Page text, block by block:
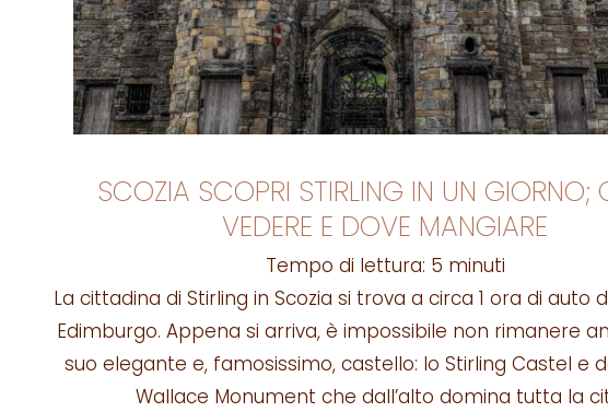
SCOZIA SCOPRI STIRLING IN UN GIORNO;
VEDERE E DOVE MANGIARE
Tempo di lettura: 5 minuti
La cittadina di Stirling in Scozia si trova a circa 1 ora di auto
Edimburgo. Appena si arriva, è impossibile non rimanere
suo elegante e, famosissimo, castello: lo Stirling Castel e
Wallace Monument che dall’alto domina tutta la